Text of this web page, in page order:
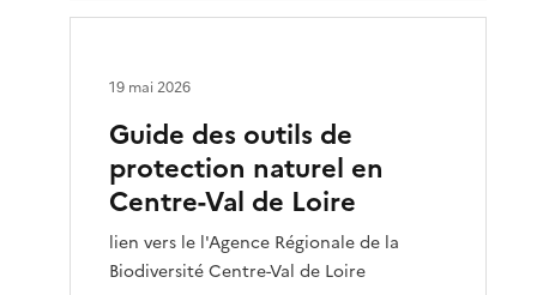
Guide des outils de
protection naturel en
Centre-Val de Loire
lien vers le l'Agence Régionale de la
Biodiversité Centre-Val de Loire
19 mai 2026